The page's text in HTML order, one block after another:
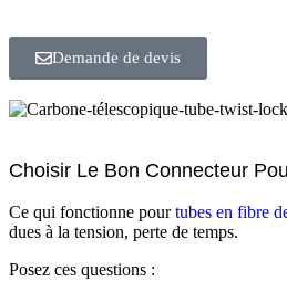
Demande de devis
Choisir Le Bon Connecteur
Ce qui fonctionne pourtubes en fibre
dues à la tension, perte de temps.
Posez ces questions :